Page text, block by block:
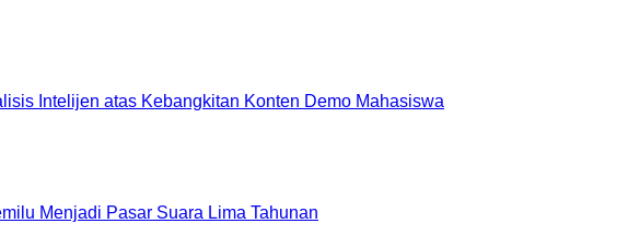
Intelijen atas Kebangkitan Konten Demo Mahasiswa
Menjadi Pasar Suara Lima Tahunan